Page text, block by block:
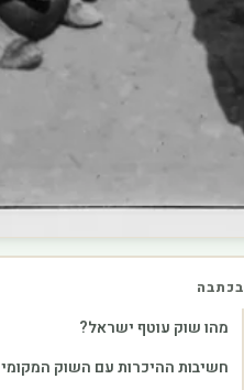
בכתבה
מהו שוק עוטף ישראל?
חשיבות ההיכרות עם השוק המקומי